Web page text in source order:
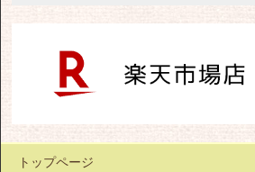
トップページ